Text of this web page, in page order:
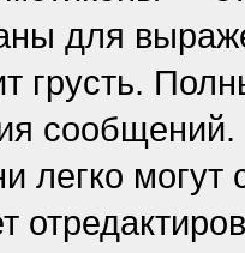
для
грусть.
сообщений.
легко